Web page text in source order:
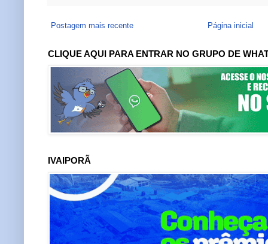
Postagem mais recente Página inicial
CLIQUE AQUI PARA ENTRAR NO GRUPO DE
IVAIPORÃ